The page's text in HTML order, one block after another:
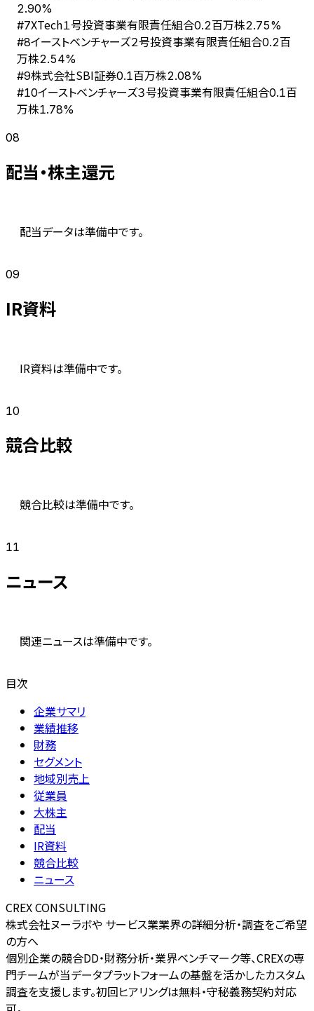
2.90%
#7XTech１号投資事業有限責任組合0.2百万株2.75%
#8イーストベンチャーズ２号投資事業有限責任組合0.2百
万株2.54%
#9株式会社SBI証券0.1百万株2.08%
#10イーストベンチャーズ３号投資事業有限責任組合0.1百
万株1.78%
08
配当・株主還元
配当データは準備中です。
09
IR資料
IR資料は準備中です。
10
競合比較
競合比較は準備中です。
11
ニュース
関連ニュースは準備中です。
目次
企業サマリ
業績推移
財務
セグメント
地域別売上
従業員
大株主
配当
IR資料
競合比較
ニュース
CREX CONSULTING
株式会社ヌーラボや サービス業業界の詳細分析・調査をご希望
の方へ
個別企業の競合DD・財務分析・業界ベンチマーク等、CREXの専
門チームが当データプラットフォームの基盤を活かしたカスタム
調査を支援します。初回ヒアリングは無料・守秘義務契約対応